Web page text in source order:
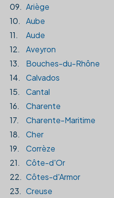
09. Ariège
10.
Aube
11.
Aude
12.
Aveyron
13.
Bouches-du-Rhône
14.
Calvados
15.
Cantal
16.
Charente
17.
Charente-Maritime
18.
Cher
19.
Corrèze
21.
Côte-d'Or
22. Côtes-d'Armor
23. Creuse